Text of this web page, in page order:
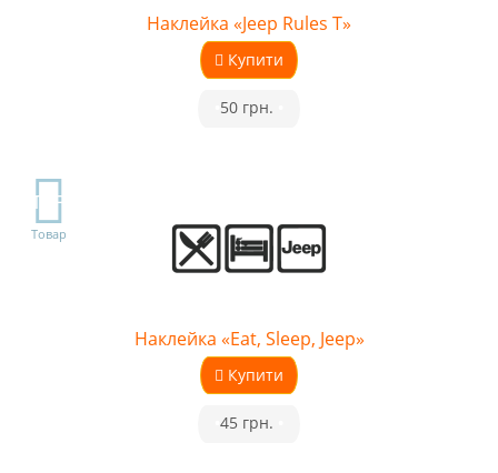
Наклейка «Jeep Rules T»
Купити
50 грн.
TOP
Товар
Наклейка «Eat, Sleep, Jeep»
Купити
45 грн.